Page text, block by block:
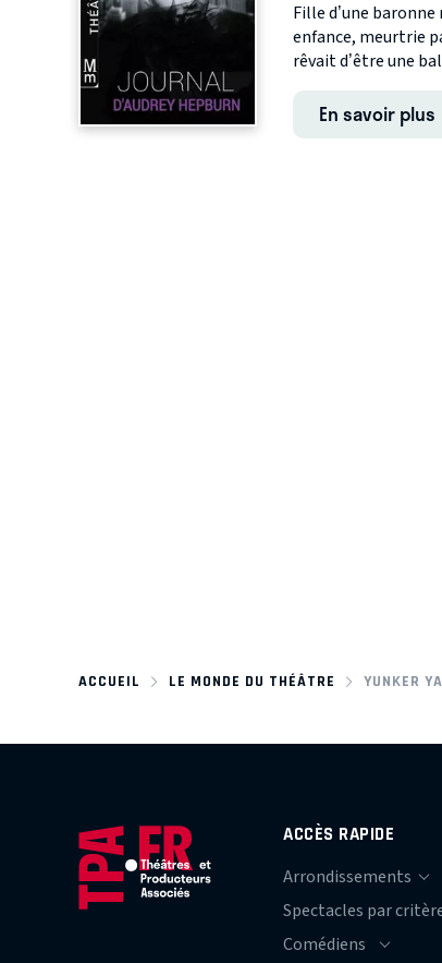
Fille d’une
enfance, meurtrie
rêvait d’être une
En savoir plus
ACCUEIL LE MONDE DU THÉÂTRE YUNKER
ACCÈS RAPIDE